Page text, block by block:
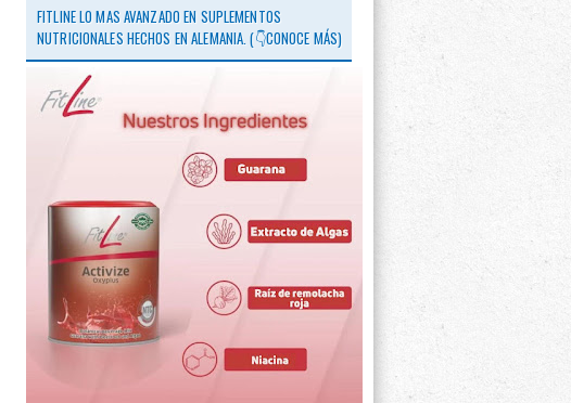
FITLINE LO MAS AVANZADO EN SUPLEMENTOS
NUTRICIONALES HECHOS EN ALEMANIA. (👇CONOCE MÁS)